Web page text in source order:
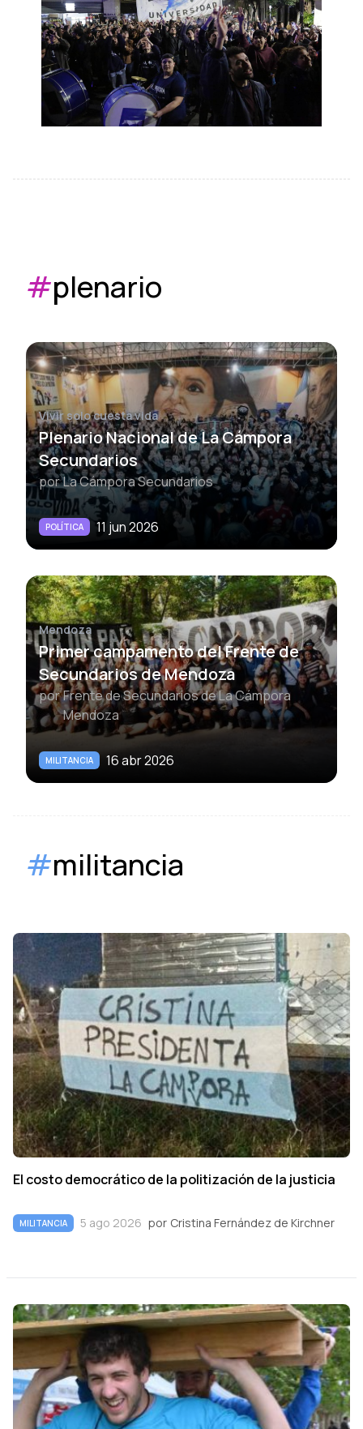
#plenario
Vivir solo cuesta vida
Plenario Nacional de La Cámpora
Secundarios
porLa Cámpora Secundarios
POLÍTICA 11 jun 2026
Mendoza
Primer campamento del Frente de
Secundarios de Mendoza
porFrente de Secundarios de La Cámpora
Mendoza
MILITANCIA 16 abr 2026
#militancia
El costo democrático de la politización de la justicia
MILITANCIA 5 ago 2026 por Cristina Fernández de Kirchner